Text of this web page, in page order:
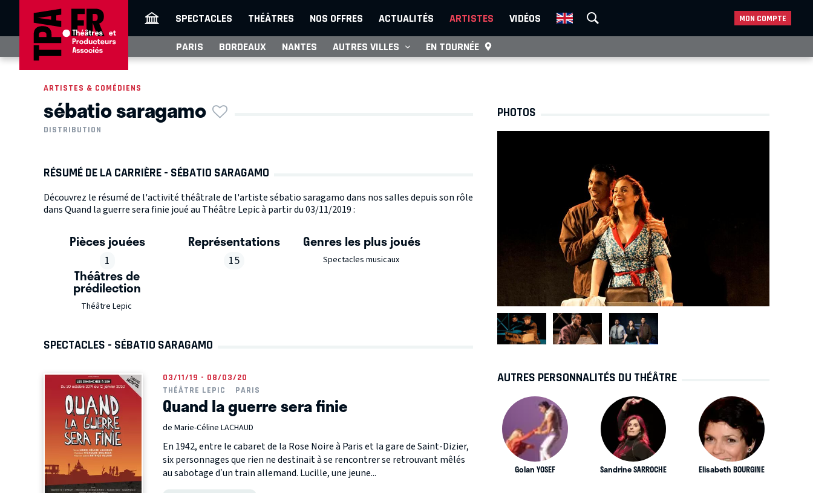
SPECTACLES THÉÂTRES NOS OFFRES ACTUALITÉS ARTISTES VIDÉOS MON COMPTE
PARIS BORDEAUX NANTES AUTRES VILLES EN TOURNÉE
ARTISTES & COMÉDIENS
sébatio saragamo
DISTRIBUTION
RÉSUMÉ DE LA CARRIÈRE - SÉBATIO SARAGAMO
Découvrez le résumé de l'activité théâtrale de l'artiste sébatio saragamo dans nos salles depuis son rôle
dans Quand la guerre sera finie joué au Théâtre Lepic à partir du 03/11/2019 :
Pièces jouées
1
Représentations
15
Genres les plus joués
Spectacles musicaux
Théâtres de
prédilection
Théâtre Lepic
SPECTACLES - SÉBATIO SARAGAMO
03/11/19 - 08/03/20
THÉÂTRE LEPIC
PARIS
Quand la guerre sera finie
de Marie-Céline LACHAUD
En 1942, entre le cabaret de la Rose Noire à Paris et la gare de Saint-Dizier,
six personnages que rien ne destinait à se rencontrer se retrouvant mêlés
au sabotage d’un train allemand. Lucille, une jeune...
PHOTOS
AUTRES PERSONNALITÉS DU THÉÂTRE
Golan YOSEF Sandrine SARROCHE Elisabeth BOURGINE